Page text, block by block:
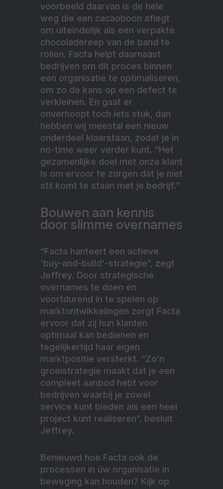
voorbeeld daarvan is de hele
weg die een cacaoboon aflegt
om uiteindelijk als een verpakte
chocoladereep van de band te
rollen. Facta helpt daarnaast
bedrijven om dit proces binnen
een organisatie te optimaliseren,
om zo de kans op een defect te
verkleinen. En gaat er
onverhoopt toch iets stuk, dan
hebben wij meestal een nieuw
onderdeel klaarstaan, zodat je in
no-time weer verder kunt. “Het
gezamenlijke doel met onze klant
is om ervoor te zorgen dat je niet
stil komt te staan met je bedrijf.”
Bouwen aan kennis
door slimme overnames
“Facta hanteert een actieve
'buy-and-build'-strategie”, zegt
Jeffrey. Door strategische
overnames te doen en
voortdurend in te spelen op
marktontwikkelingen zorgt Facta
ervoor dat zij hun klanten
optimaal kan bedienen en
tegelijkertijd haar eigen
marktpositie versterkt. “Zo’n
groeistrategie maakt dat je een
compleet aanbod hebt voor
bedrijven waarbij je zowel
service kunt bieden als een heel
project kunt realiseren”, besluit
Jeffrey.
Benieuwd hoe Facta ook de
processen in úw organisatie in
beweging kan houden? Kijk op